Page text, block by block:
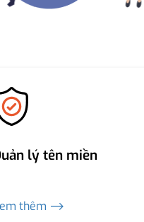
lý tên miền
thêm ⟶